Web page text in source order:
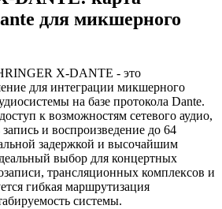
для микшерного
X‑DANTE - это
для интеграции микшерного
на базе протокола Dante.
к возможностям сетевого аудио,
и воспроизведение до 64
задержкой и высочайшим
выбор для концертных
трансляционных комплексов и
гибкая маршрутизация
системы.